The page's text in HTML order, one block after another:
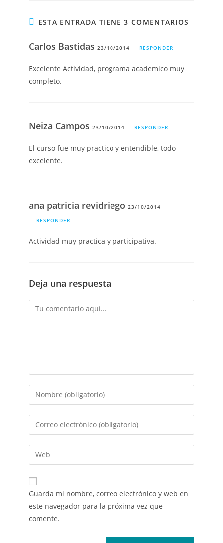
ESTA ENTRADA TIENE 3 COMENTARIOS
Carlos Bastidas23/10/2014 RESPONDER
Excelente Actividad, programa academico muy
completo.
Neiza Campos23/10/2014 RESPONDER
El curso fue muy practico y entendible, todo
excelente.
ana patricia revidriego23/10/2014
RESPONDER
Actividad muy practica y participativa.
Deja una respuesta
Guarda mi nombre, correo electrónico y web en
este navegador para la próxima vez que
comente.